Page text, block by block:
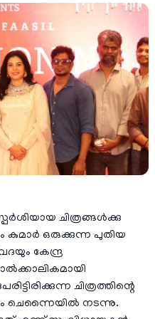
ചിത്രങ്ങൾക്കു
കുമാർ ഒരുക്കുന്ന പുതിയ
കേന്ദ്ര
ചിത്രത്തിന്റെ
ചെന്നൈയിൽ നടന്നു.